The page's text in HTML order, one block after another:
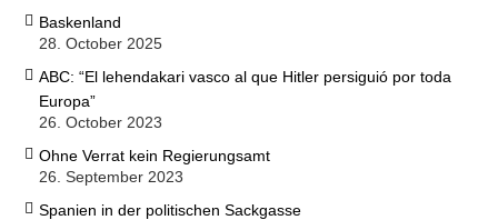
Baskenland
28. October 2025
ABC: “El lehendakari vasco al que Hitler persiguió por toda
Europa”
26. October 2023
Ohne Verrat kein Regierungsamt
26. September 2023
Spanien in der politischen Sackgasse